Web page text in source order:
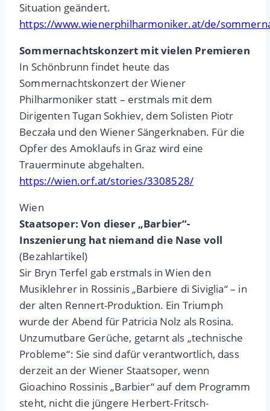
Situation geändert.
https://www.wienerphilharmoniker.at/de/
Sommernachtskonzert mit vielen Premieren
In Schönbrunn findet heute das
Sommernachtskonzert der Wiener
Philharmoniker statt – erstmals mit dem
Dirigenten Tugan Sokhiev, dem Solisten Piotr
Beczała und den Wiener Sängerknaben. Für die
Opfer des Amoklaufs in Graz wird eine
Trauerminute abgehalten.
https://wien.orf.at/stories/3308528/
Wien
Staatsoper: Von dieser „Barbier“-
Inszenierung hat niemand die Nase voll
(Bezahlartikel)
Sir Bryn Terfel gab erstmals in Wien den
Musiklehrer in Rossinis „Barbiere di Siviglia“ – in
der alten Rennert-Produktion. Ein Triumph
wurde der Abend für Patricia Nolz als Rosina.
Unzumutbare Gerüche, getarnt als „technische
Probleme“: Sie sind dafür verantwortlich, dass
derzeit an der Wiener Staatsoper, wenn
Gioachino Rossinis „Barbier“ auf dem Programm
steht, nicht die jüngere Herbert-Fritsch-